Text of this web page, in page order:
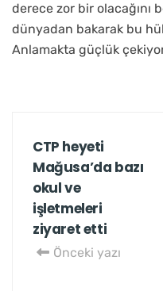
derece zor bir olacağını
dünyadan bakarak bu
Anlamakta güçlük
CTP heyeti
Mağusa’da bazı
okul ve
işletmeleri
ziyaret etti
Önceki yazı